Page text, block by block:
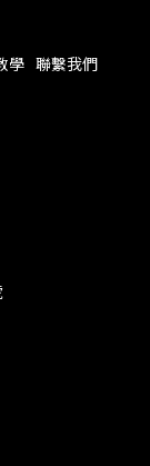
學 聯繫我們